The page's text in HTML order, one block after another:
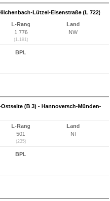
Lützel-Eisenstraße (L 722)
L-Rang
1.776
(1.191)
Land
NW
BPL
(B 3) - Hannoversch-Münden-
L-Rang
501
(235)
Land
NI
BPL